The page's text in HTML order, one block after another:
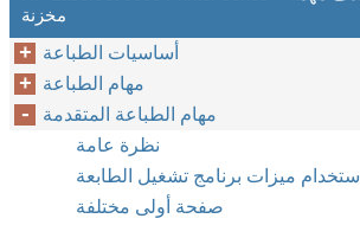
مخزنة
أساسيات الطباعة
مهام الطباعة
مهام الطباعة المتقدمة
نظرة عامة
استخدام ميزات برنامج تشغيل الطابعة
صفحة أولى مختلفة